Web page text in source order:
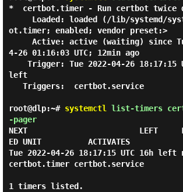
*  certbot.timer - Run certbot twice
ot.timer; enabled; vendor preset:>
4-26 01:16:03 UTC; 12min ago
left
root@dlp:~# systemctl list-timers
-pager
NEXT                        LEFT
ED UNIT          ACTIVATES
Tue 2022-04-26 18:17:15 UTC 16h
certbot.timer certbot.service
1 timers listed.